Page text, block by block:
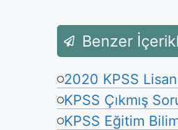
Benzer
2020 KPSS
KPSS Çıkmış
KPSS Eğitim